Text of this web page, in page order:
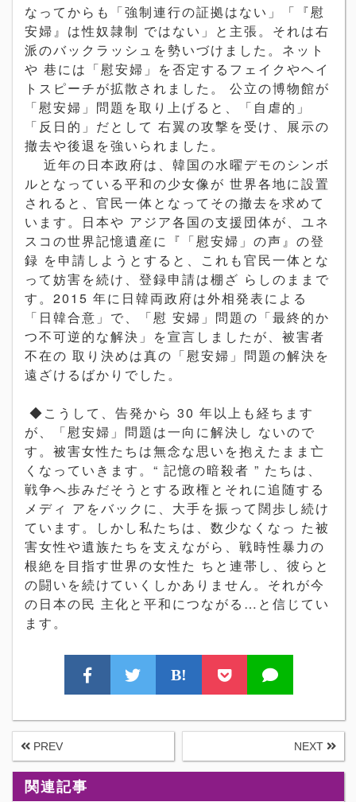
なってからも「強制連行の証拠はない」「『慰
安婦』は性奴隷制 ではない」と主張。それは右
派のバックラッシュを勢いづけました。ネット
や 巷には「慰安婦」を否定するフェイクやヘイ
トスピーチが拡散されました。 公立の博物館が
「慰安婦」問題を取り上げると、「自虐的」
「反日的」だとして 右翼の攻撃を受け、展示の
撤去や後退を強いられました。
近年の日本政府は、韓国の水曜デモのシンボ
ルとなっている平和の少女像が 世界各地に設置
されると、官民一体となってその撤去を求めて
います。日本や アジア各国の支援団体が、ユネ
スコの世界記憶遺産に『「慰安婦」の声』の登
録 を申請しようとすると、これも官民一体とな
って妨害を続け、登録申請は棚ざ らしのままで
す。2015 年に日韓両政府は外相発表による
「日韓合意」で、「慰 安婦」問題の「最終的か
つ不可逆的な解決」を宣言しましたが、被害者
不在の 取り決めは真の「慰安婦」問題の解決を
遠ざけるばかりでした。
◆こうして、告発から 30 年以上も経ちます
が、「慰安婦」問題は一向に解決し ないので
す。被害女性たちは無念な思いを抱えたまま亡
くなっていきます。“ 記憶の暗殺者 ” たちは、
戦争へ歩みだそうとする政権とそれに追随する
メディ アをバックに、大手を振って闊歩し続け
ています。しかし私たちは、数少なくなっ た被
害女性や遺族たちを支えながら、戦時性暴力の
根絶を目指す世界の女性た ちと連帯し、彼らと
の闘いを続けていくしかありません。それが今
の日本の民 主化と平和につながる…と信じてい
ます。
B!
PREV NEXT
関連記事